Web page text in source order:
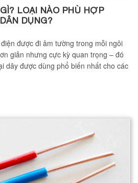
LOẠI NÀO PHÙ HỢP
DỤNG?
được đi âm tường trong mỗi ngôi
giản nhưng cực kỳ quan trọng – đó
dây được dùng phổ biến nhất cho các